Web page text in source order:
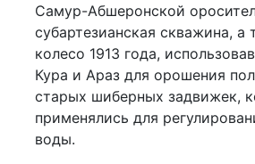
Самур-Абшеронской
субартезианская скважина, а
колесо 1913 года,
Кура и Араз для орошения
старых шиберных задвижек,
применялись для
воды.